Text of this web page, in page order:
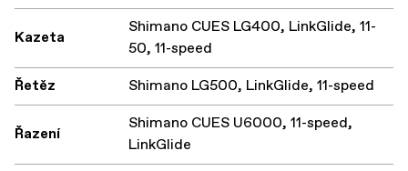
Kazeta
Shimano CUES LG400, LinkGlide, 11-
50, 11-speed
Řetěz
Shimano LG500, LinkGlide, 11-speed
Řazení
Shimano CUES U6000, 11-speed,
LinkGlide